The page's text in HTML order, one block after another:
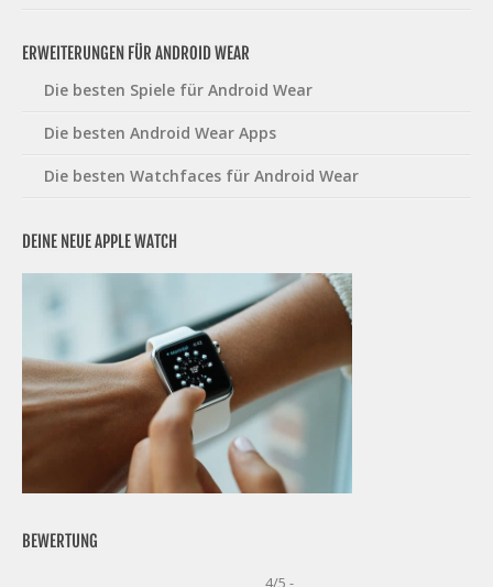
ERWEITERUNGEN FÜR ANDROID WEAR
Die besten Spiele für Android Wear
Die besten Android Wear Apps
Die besten Watchfaces für Android Wear
DEINE NEUE APPLE WATCH
BEWERTUNG
4/5 -